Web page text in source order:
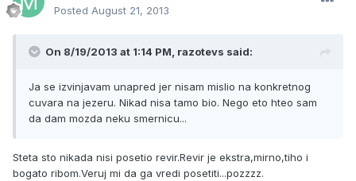
Posted August 21, 2013
On 8/19/2013 at 1:14 PM, razotevs said:
Ja se izvinjavam unapred jer nisam mislio na konkretnog
cuvara na jezeru. Nikad nisa tamo bio. Nego eto hteo sam
da dam mozda neku smernicu...
Steta sto nikada nisi posetio revir.Revir je ekstra,mirno,tiho i
bogato ribom.Veruj mi da ga vredi posetiti...pozzzz.